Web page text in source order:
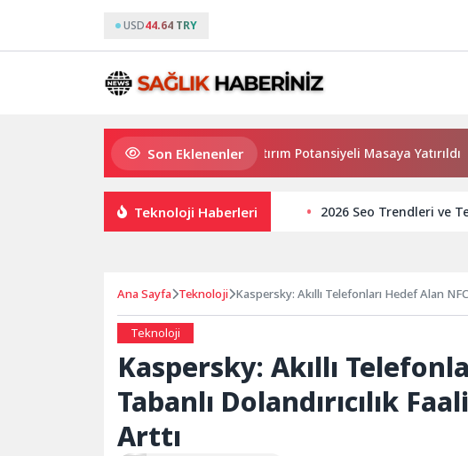
USD44.64 TRY
Son Eklenenler
Haymana’nın Geleceği ve Yatırım Potansiyeli Masaya Yatırıldı
Teknoloji Haberleri 2026 Seo Trendleri ve
Ana Sayfa Teknoloji Kaspersky: Akıllı Telefonları Hedef Alan
Teknoloji
Kaspersky: Akıllı
Tabanlı Dolandırıcılık
Arttı